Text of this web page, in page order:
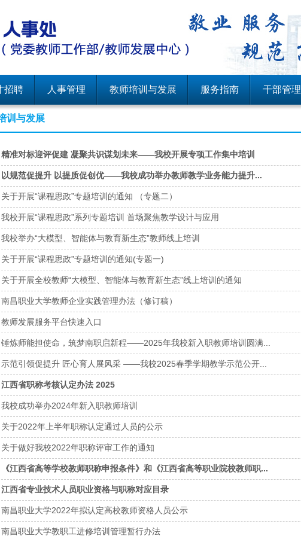
招聘 人事管理 教师培训与发展 服务指南 干部管理
训与发展
精准对标迎评促建 凝聚共识谋划未来——我校开展专项工作集中培训
以规范促提升 以提质促创优——我校成功举办教师教学业务能力提升...
关于开展“课程思政”专题培训的通知 （专题二）
我校开展“课程思政”系列专题培训 首场聚焦教学设计与应用
我校举办“大模型、智能体与教育新生态”教师线上培训
关于开展“课程思政”专题培训的通知(专题一)
关于开展全校教师“大模型、智能体与教育新生态”线上培训的通知
南昌职业大学教师企业实践管理办法（修订稿）
教师发展服务平台快速入口
锤炼师能担使命，筑梦南职启新程——2025年我校新入职教师培训圆满...
示范引领促提升 匠心育人展风采 ——我校2025春季学期教学示范公开...
江西省职称考核认定办法 2025
我校成功举办2024年新入职教师培训
关于2022年上半年职称认定通过人员的公示
关于做好我校2022年职称评审工作的通知
《江西省高等学校教师职称申报条件》和《江西省高等职业院校教师职...
江西省专业技术人员职业资格与职称对应目录
南昌职业大学2022年拟认定高校教师资格人员公示
南昌职业大学教职工进修培训管理暂行办法